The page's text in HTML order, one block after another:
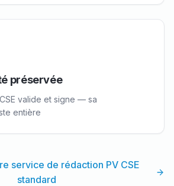
préservée
valide et signe — sa
entière
service de rédaction PV CSE
standard